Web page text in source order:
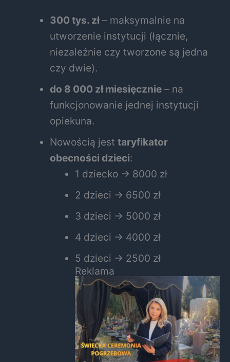
300 tys. zł– maksymalnie na
utworzenie instytucji (łącznie,
niezależnie czy tworzone są jedna
czy dwie).
do 8 000 zł miesięcznie – na
funkcjonowanie jednej instytucji
opiekuna.
Nowością jesttaryfikator
obecności dzieci:
1 dziecko → 8000 zł
2 dzieci → 6500 zł
3 dzieci → 5000 zł
4 dzieci → 4000 zł
5 dzieci → 2500 zł
Reklama